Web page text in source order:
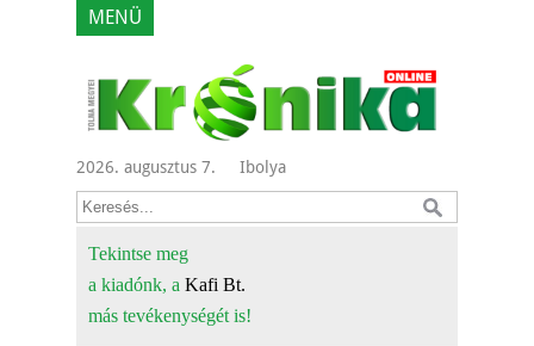
MENÜ
2026. augusztus 7. Ibolya
Tekintse meg
a kiadónk, a Kafi Bt.
más tevékenységét is!